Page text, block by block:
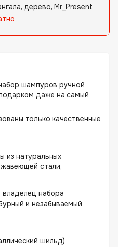
дерево, Mr_Present
шампуров ручной
даже на самый
только качественные
из натуральных
стали,
владелец набора
и незабываемый
шильд)